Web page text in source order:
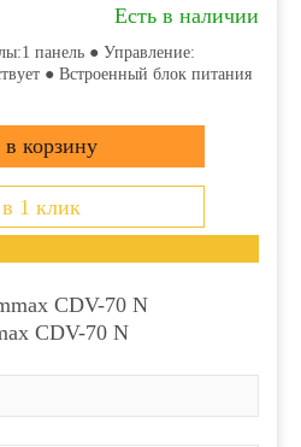
Есть в наличии
панель ● Управление:
● Встроенный блок питания
1 клик
CDV-70 N